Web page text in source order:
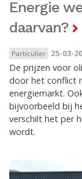
Energie
daarvan?
Particulier 25-03-
De prijzen voor
door het conflict
energiemarkt.
bijvoorbeeld bij
verschilt het per
wordt.